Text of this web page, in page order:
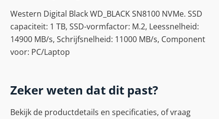
Western Digital Black WD_BLACK SN8100 NVMe. SSD
capaciteit: 1 TB, SSD-vormfactor: M.2, Leessnelheid:
14900 MB/s, Schrijfsnelheid: 11000 MB/s, Component
voor: PC/Laptop
Zeker weten dat dit past?
Bekijk de productdetails en specificaties, of vraag